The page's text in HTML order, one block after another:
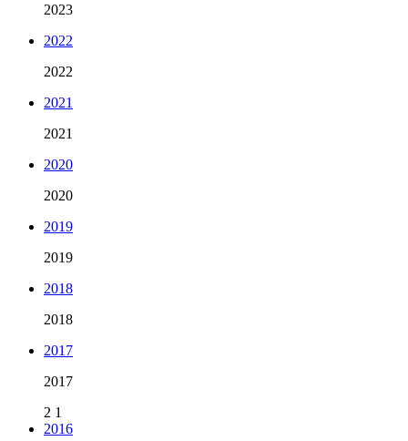
2023
2022
2022
2021
2021
2020
2020
2019
2019
2018
2018
2017
2017
2 1
2016